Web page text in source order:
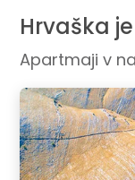
Hrvaška
Apartmaji v